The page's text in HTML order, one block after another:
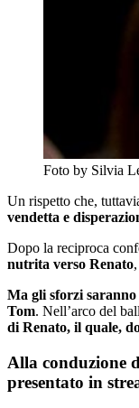
Foto by Silvia
Un rispetto che,
vendetta e
Dopo la reciproca
nutrita verso Renato
Ma gli sforzi
Tom. Nell’arco del
di Renato, il quale,
Alla conduzione
presentato in